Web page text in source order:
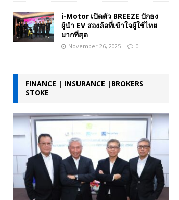
i-Motor เปิดตัว BREEZE ปักธง
ผู้นำ EV สองล้อที่เข้าใจผู้ใช้ไทย
มากที่สุด
November 26, 2025 0
FINANCE | INSURANCE |BROKERS
STOKE